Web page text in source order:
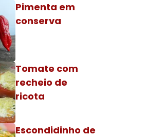
Pimenta em
conserva
Tomate com
recheio de
ricota
Escondidinho de